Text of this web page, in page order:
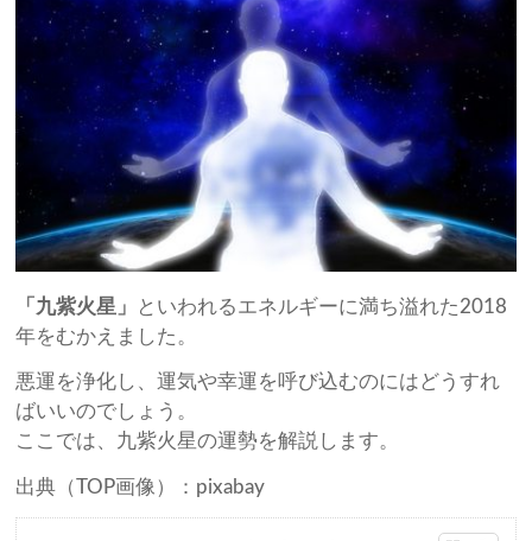
「九紫火星」
といわれるエネルギーに満ち溢れた2018
年をむかえました。
悪運を浄化し、運気や幸運を呼び込むのにはどうすれ
ばいいのでしょう。
ここでは、九紫火星の運勢を解説します。
出典（TOP画像）：pixabay